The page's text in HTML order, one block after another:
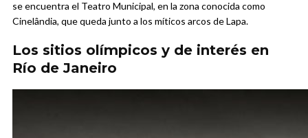
se encuentra el Teatro Municipal, en la zona conocida como
Cinelândia, que queda junto a los míticos arcos de Lapa.
Los sitios olímpicos y de interés en
Río de Janeiro